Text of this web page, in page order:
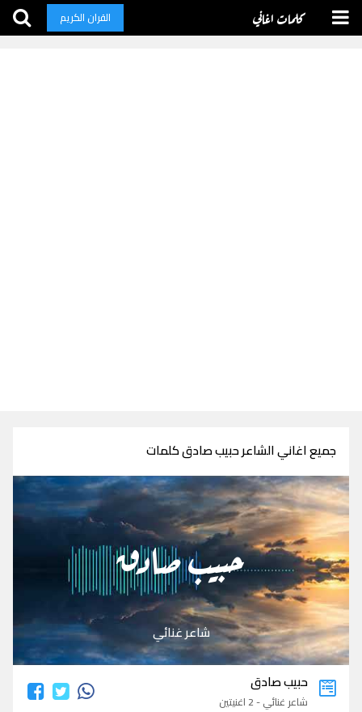
كلمات اغاني القران الكريم
جميع اغاني الشاعر حبيب صادق كلمات
حبيب صادق
شاعر غنائي
حبيب صادق
شاعر غنائي - 2 اغنيتين